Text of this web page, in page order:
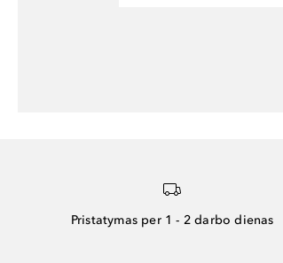
Pristatymas per 1 - 2 darbo dienas